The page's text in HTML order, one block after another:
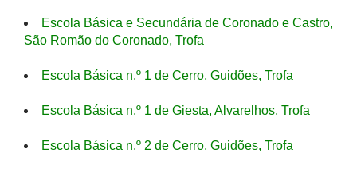
Escola Básica e Secundária de Coronado e Castro,
São Romão do Coronado, Trofa
Escola Básica n.º 1 de Cerro, Guidões, Trofa
Escola Básica n.º 1 de Giesta, Alvarelhos, Trofa
Escola Básica n.º 2 de Cerro, Guidões, Trofa